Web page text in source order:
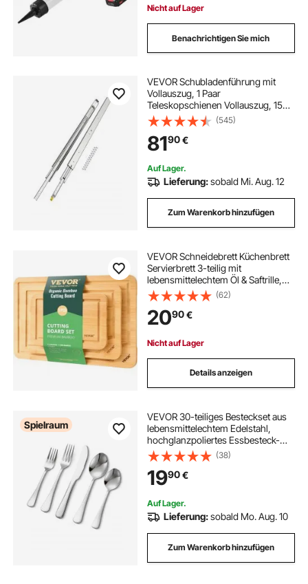
Nicht auf Lager
Benachrichtigen Sie mich
VEVOR Schubladenführung mit
Vollauszug, 1 Paar
Teleskopschienen Vollauszug, 1524
mm Schubladenschiene, 226,8 kg
Tragfähigkeit, seitlich montierte
Gleitschiene mit Kugellager &
Verriegelung
(545)
8190€
Auf Lager.
Lieferung:sobald Mi. Aug. 12
Zum Warenkorb hinzufügen
VEVOR Schneidebrett Küchenbrett
Servierbrett 3-teilig mit
lebensmittelechtem Öl & Saftrille,
langlebiges Schneidebrett mit
integriertem Griff, geeignet zum
Präsentieren Hacken Servieren
(62)
2090€
Nicht auf Lager
Details anzeigen
Spielraum
VEVOR 30-teiliges Besteckset aus
lebensmittelechtem Edelstahl,
hochglanzpoliertes Essbesteck-
Set, spülmaschinenfestes
Essgeschirr für die Küche, Service
für 6 Personen, inkl. Messer Gabel
Löffel
(38)
1990€
Auf Lager.
Lieferung:sobald Mo. Aug. 10
Zum Warenkorb hinzufügen